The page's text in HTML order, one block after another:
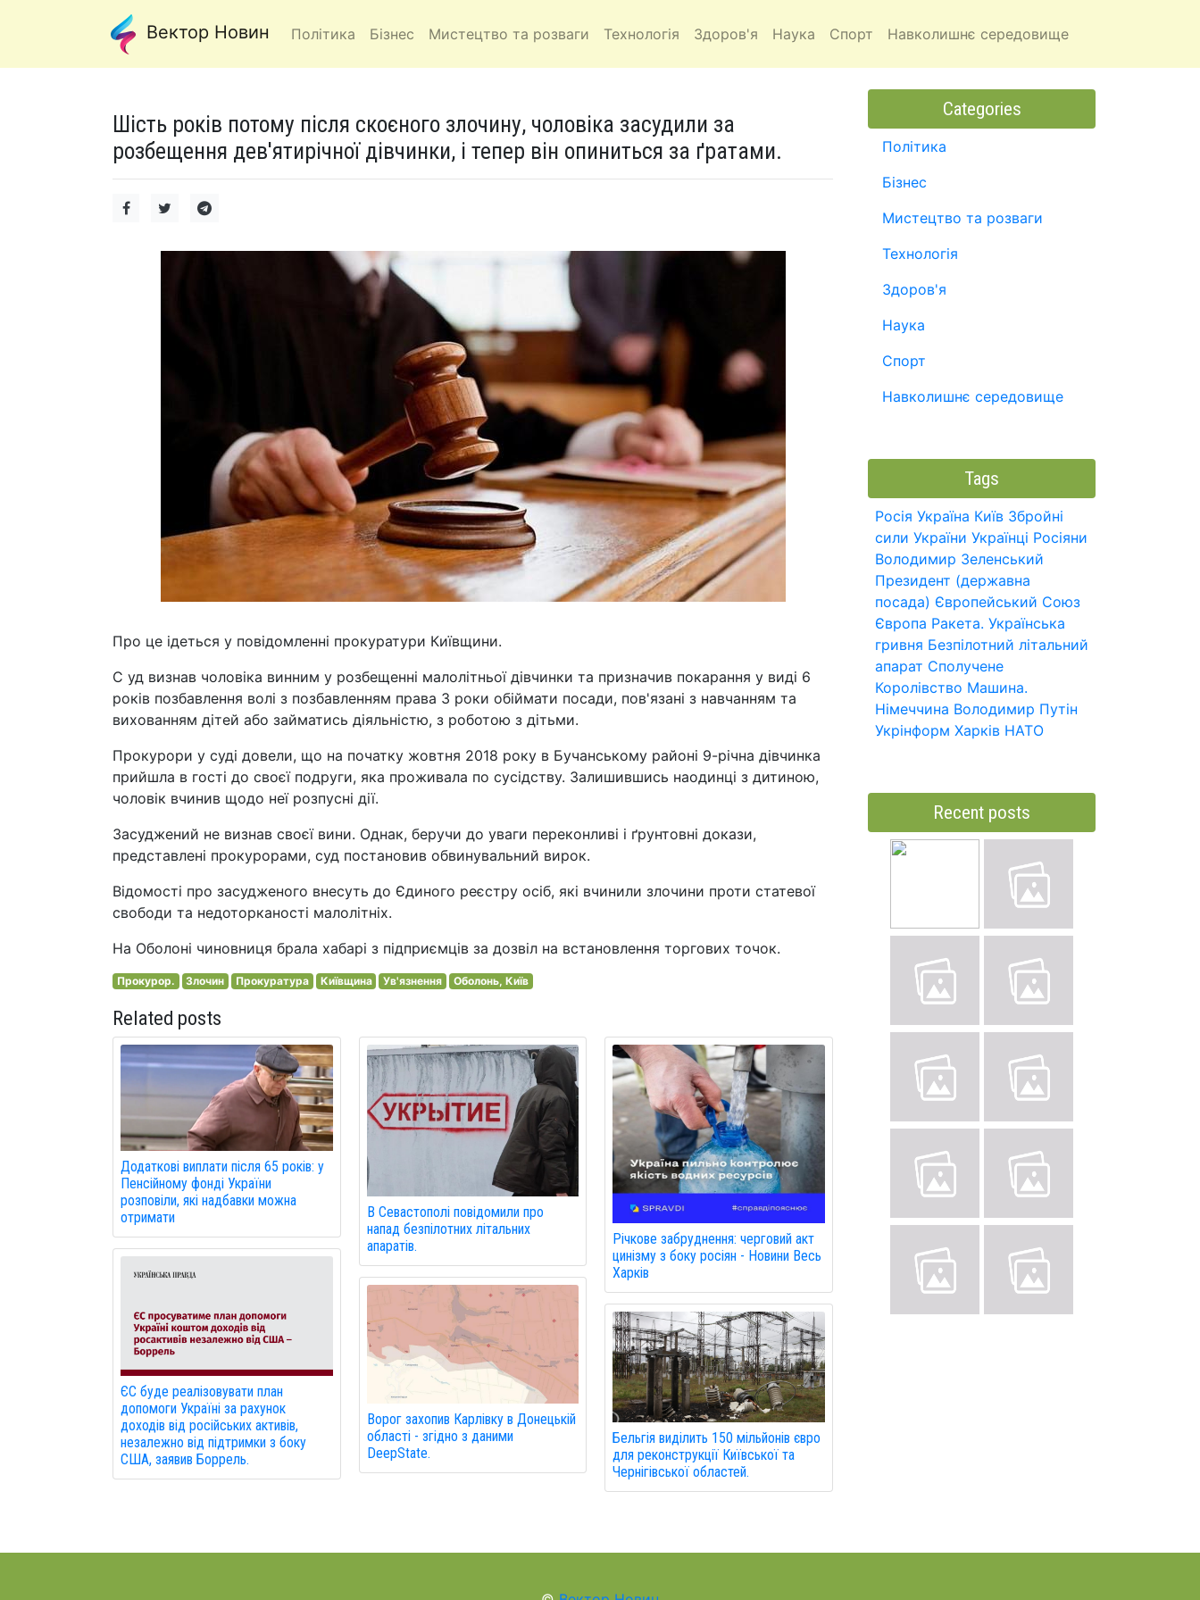
Вектор Новин Політика Бізнес Мистецтво та розваги Технологія Здоров'я Наука Спорт Навколишнє середовище
Шість років потому після скоєного злочину, чоловіка засудили за
розбещення дев'ятирічної дівчинки, і тепер він опиниться за ґратами.
Про це ідеться у повідомленні прокуратури Київщини.
С уд визнав чоловіка винним у розбещенні малолітньої дівчинки та призначив покарання у виді 6
років позбавлення волі з позбавленням права 3 роки обіймати посади, пов'язані з навчанням та
вихованням дітей або займатись діяльністю, з роботою з дітьми.
Прокурори у суді довели, що на початку жовтня 2018 року в Бучанському районі 9-річна дівчинка
прийшла в гості до своєї подруги, яка проживала по сусідству. Залишившись наодинці з дитиною,
чоловік вчинив щодо неї розпусні дії.
Засуджений не визнав своєї вини. Однак, беручи до уваги переконливі і ґрунтовні докази,
представлені прокурорами, суд постановив обвинувальний вирок.
Відомості про засудженого внесуть до Єдиного реєстру осіб, які вчинили злочини проти статевої
свободи та недоторканості малолітніх.
На Оболоні чиновниця брала хабарі з підприємців за дозвіл на встановлення торгових точок.
Прокурор. Злочин Прокуратура Київщина Ув'язнення Оболонь, Київ
Related posts
Додаткові виплати після 65 років: у
Пенсійному фонді України
розповіли, які надбавки можна
отримати
ЄС буде реалізовувати план
допомоги Україні за рахунок
доходів від російських активів,
незалежно від підтримки з боку
США, заявив Боррель.
В Севастополі повідомили про
напад безпілотних літальних
апаратів.
Ворог захопив Карлівку в Донецькій
області - згідно з даними
DeepState.
Річкове забруднення: черговий акт
цинізму з боку росіян - Новини Весь
Харків
Бельгія виділить 150 мільйонів євро
для реконструкції Київської та
Чернігівської областей.
Categories
Політика
Бізнес
Мистецтво та розваги
Технологія
Здоров'я
Наука
Спорт
Навколишнє середовище
Tags
Росія Україна Київ Збройні
сили України Українці Росіяни
Володимир Зеленський
Президент (державна
посада) Європейський Союз
Європа Ракета. Українська
гривня Безпілотний літальний
апарат Сполучене
Королівство Машина.
Німеччина Володимир Путін
Укрінформ Харків НАТО
Recent posts